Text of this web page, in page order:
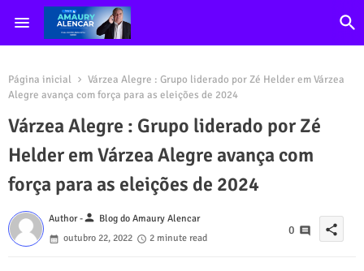
Página inicial
Várzea Alegre : Grupo liderado por Zé Helder em Várzea
Alegre avança com força para as eleições de 2024
Várzea Alegre : Grupo liderado por Zé
Helder em Várzea Alegre avança com
força para as eleições de 2024
Author -person Blog do Amaury Alencar
outubro 22, 2022
2 minute read
0 share